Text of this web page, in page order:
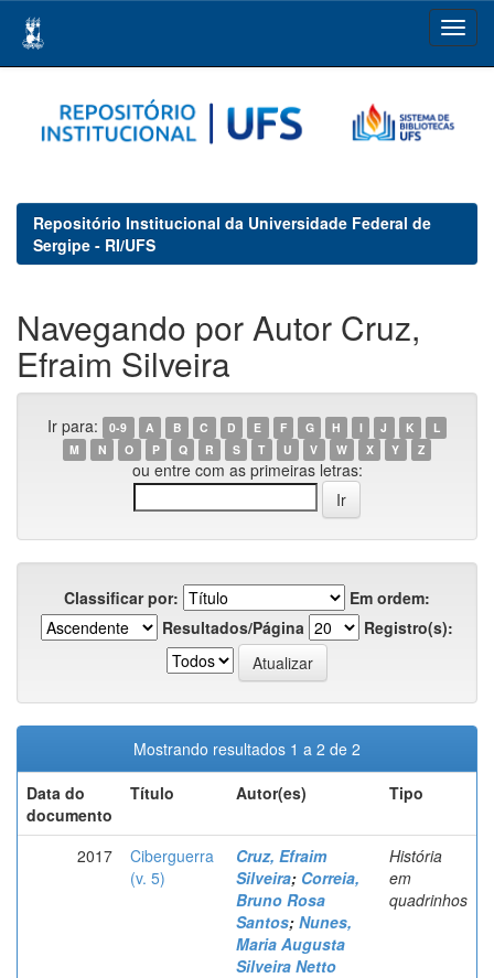
navigation
Repositório Institucional da Universidade Federal de
Sergipe - RI/UFS
Navegando por Autor Cruz,
Efraim Silveira
Ir para: 0-9 A B C D E F G H I J K
L
M
N O P Q R S T U V W X Y Z
ou entre com as primeiras letras:
Classificar por:
Em ordem:
Resultados/Página
Registro(s):
Mostrando resultados 1 a 2 de 2
Data do
documento
Título Autor(es) Tipo
2017
Ciberguerra
(v. 5)
Cruz, Efraim
Silveira; Correia,
Bruno Rosa
Santos; Nunes,
Maria Augusta
Silveira Netto
História
em
quadrinhos